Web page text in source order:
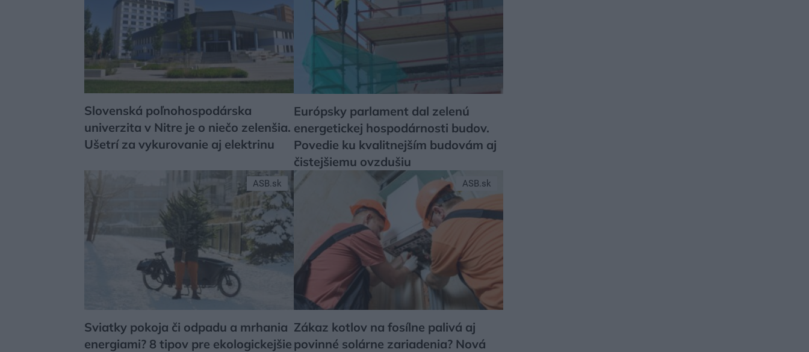
Slovenská poľnohospodárska
univerzita v Nitre je o niečo zelenšia.
Ušetrí za vykurovanie aj elektrinu
Európsky parlament dal zelenú
energetickej hospodárnosti budov.
Povedie ku kvalitnejším budovám aj
čistejšiemu ovzdušiu
ASB.sk
Sviatky pokoja či odpadu a mrhania
energiami? 8 tipov pre ekologickejšie
ASB.sk
Zákaz kotlov na fosílne palivá aj
povinné solárne zariadenia? Nová